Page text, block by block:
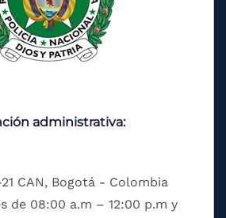
administrativa:
CAN, Bogotá - Colombia
de 08:00 a.m – 12:00 p.m y